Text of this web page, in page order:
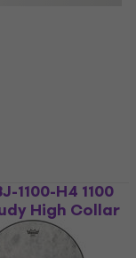
1100-H4 1100
High Collar
Fell